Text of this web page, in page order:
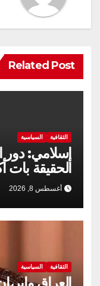
Related Post
الثقافية السياسية
إسلامي: دور
الحقيقة بات
مضى
أغسطس 8, 2026
الثقافية السياسية